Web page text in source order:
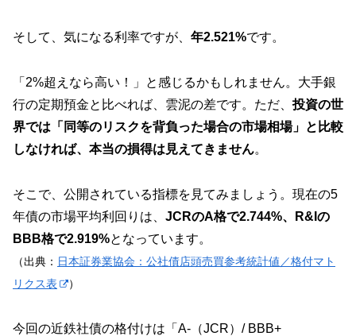
そして、気になる利率ですが、 年2.521%です。
「2%超えなら高い！」と感じるかもしれません。大手銀
行の定期預金と比べれば、雲泥の差です。ただ、投資の世
界では「同等のリスクを背負った場合の市場相場」と比較
しなければ、本当の損得は見えてきません。
そこで、公開されている指標を見てみましょう。現在の5
年債の市場平均利回りは、 JCRのA格で2.744%、R&Iの
BBB格で2.919%となっています。
（出典： 日本証券業協会：公社債店頭売買参考統計値／格付マト
リクス表
）
今回の近鉄社債の格付けは「A-（JCR）/ BBB+